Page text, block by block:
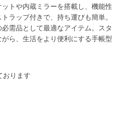
トや内蔵ミラーを搭載し、機能性
ラップ付きで、持ち運びも簡単。
需品として最適なアイテム。スタ
ら、生活をより便利にする手帳型
おります